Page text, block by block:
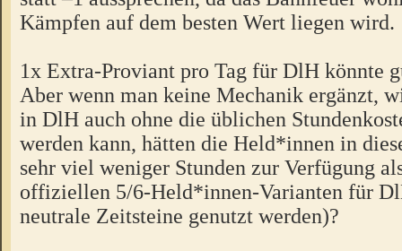
Kämpfen auf dem besten Wert liegen wird.
1x Extra-Proviant pro Tag für DlH könnte
Aber wenn man keine Mechanik ergänzt,
in DlH auch ohne die üblichen
werden kann, hätten die Held*innen in
sehr viel weniger Stunden zur Verfügung
offiziellen 5/6-Held*innen-Varianten für
neutrale Zeitsteine genutzt werden)?